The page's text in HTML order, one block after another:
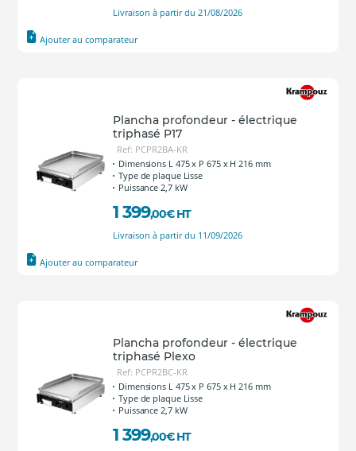
Livraison à partir du 21/08/2026
Ajouter au comparateur
Plancha profondeur - électrique
triphasé P17
Ref: PCPR2BA-KR
Dimensions L 475 x P 675 x H 216 mm
Type de plaque Lisse
Puissance 2,7 kW
1 399,00€ HT
Livraison à partir du 11/09/2026
Ajouter au comparateur
Plancha profondeur - électrique
triphasé Plexo
Ref: PCPR2BC-KR
Dimensions L 475 x P 675 x H 216 mm
Type de plaque Lisse
Puissance 2,7 kW
1 399,00€ HT